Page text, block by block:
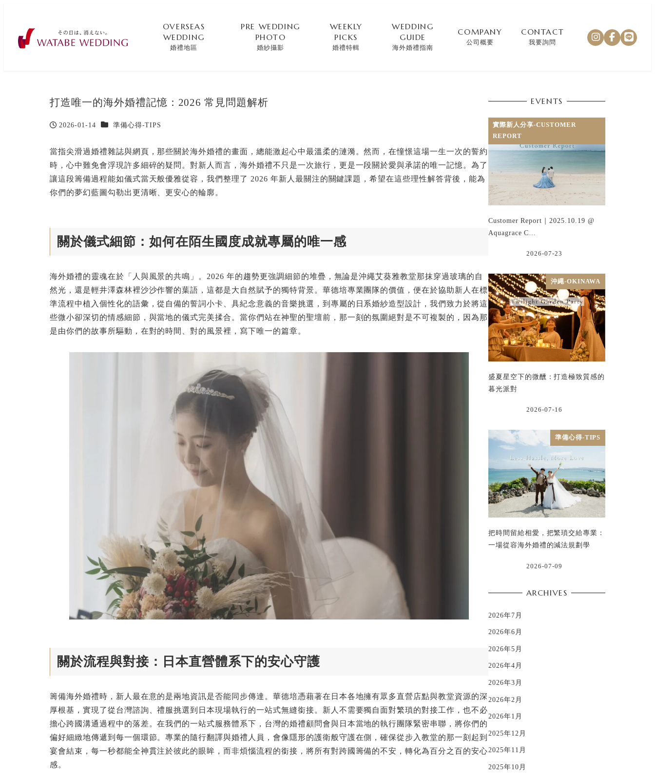
OVERSEAS
WEDDING
婚禮地區
PRE WEDDING
PHOTO
婚紗攝影
WEEKLY
PICKS
婚禮特輯
WEDDING
GUIDE
海外婚禮指南
COMPANY
公司概要
CONTACT
我要詢問
打造唯一的海外婚禮記憶：2026 常見問題解析
投稿日
2026-01-14 カテゴリー
準備心得-TIPS
當指尖滑過婚禮雜誌與網頁，那些關於海外婚禮的畫面，總能激起心中最溫柔的漣漪。然而，在憧憬這場一生一次的誓約
時，心中難免會浮現許多細碎的疑問。對新人而言，海外婚禮不只是一次旅行，更是一段關於愛與承諾的唯一記憶。為了
讓這段籌備過程能如儀式當天般優雅從容，我們整理了 2026 年新人最關注的關鍵課題，希望在這些理性解答背後，能為
你們的夢幻藍圖勾勒出更清晰、更安心的輪廓。
關於儀式細節：如何在陌生國度成就專屬的唯一感
海外婚禮的靈魂在於「人與風景的共鳴」。2026 年的趨勢更強調細節的堆疊，無論是沖繩艾葵雅教堂那抹穿過玻璃的自
然光，還是輕井澤森林裡沙沙作響的葉語，這都是大自然賦予的獨特背景。華德培專業團隊的價值，便在於協助新人在標
準流程中植入個性化的語彙，從自備的誓詞小卡、具紀念意義的音樂挑選，到專屬的日系婚紗造型設計，我們致力於將這
些微小卻深切的情感細節，與當地的儀式完美揉合。當你們站在神聖的聖壇前，那一刻的氛圍絕對是不可複製的，因為那
是由你們的故事所驅動，在對的時間、對的風景裡，寫下唯一的篇章。
關於流程與對接：日本直營體系下的安心守護
籌備海外婚禮時，新人最在意的是兩地資訊是否能同步傳達。華德培憑藉著在日本各地擁有眾多直營店點與教堂資源的深
厚根基，實現了從台灣諮詢、禮服挑選到日本現場執行的一站式無縫銜接。新人不需要獨自面對繁瑣的對接工作，也不必
擔心跨國溝通過程中的落差。在我們的一站式服務體系下，台灣的婚禮顧問會與日本當地的執行團隊緊密串聯，將你們的
偏好細緻地傳遞到每一個環節。專業的隨行翻譯與婚禮人員，會像隱形的護衛般守護在側，確保從步入教堂的那一刻起到
宴會結束，每一秒都能全神貫注於彼此的眼眸，而非煩惱流程的銜接，將所有對跨國籌備的不安，轉化為百分之百的安心
感。
EVENTS
實際新人分享-CUSTOMER
REPORT
Customer Report｜2025.10.19 @
Aquagrace C…
2026-07-23
沖繩-OKINAWA
盛夏星空下的微醺：打造極致質感的
暮光派對
2026-07-16
準備心得-TIPS
把時間留給相愛，把繁瑣交給專業：
一場從容海外婚禮的減法規劃學
2026-07-09
ARCHIVES
2026年7月
2026年6月
2026年5月
2026年4月
2026年3月
2026年2月
2026年1月
2025年12月
2025年11月
2025年10月